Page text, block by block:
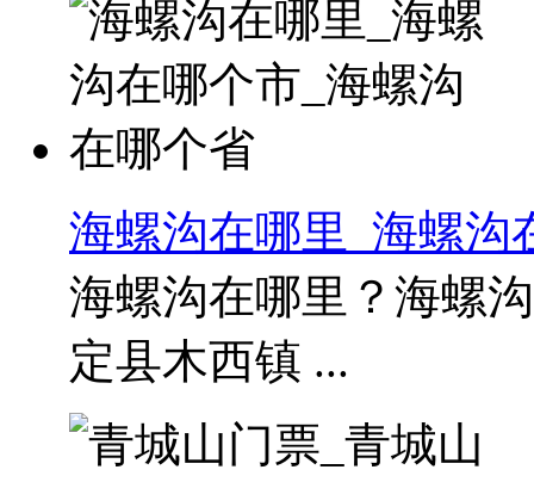
海螺沟在哪里_海螺沟
海螺沟在哪里？海螺
定县木西镇 ...